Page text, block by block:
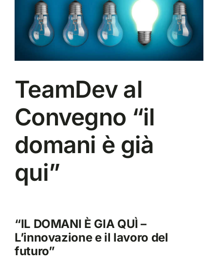
TeamDev al
Convegno “il
domani è già
qui”
“IL DOMANI Ѐ GIA QUÌ –
L’innovazione e il lavoro del
futuro”